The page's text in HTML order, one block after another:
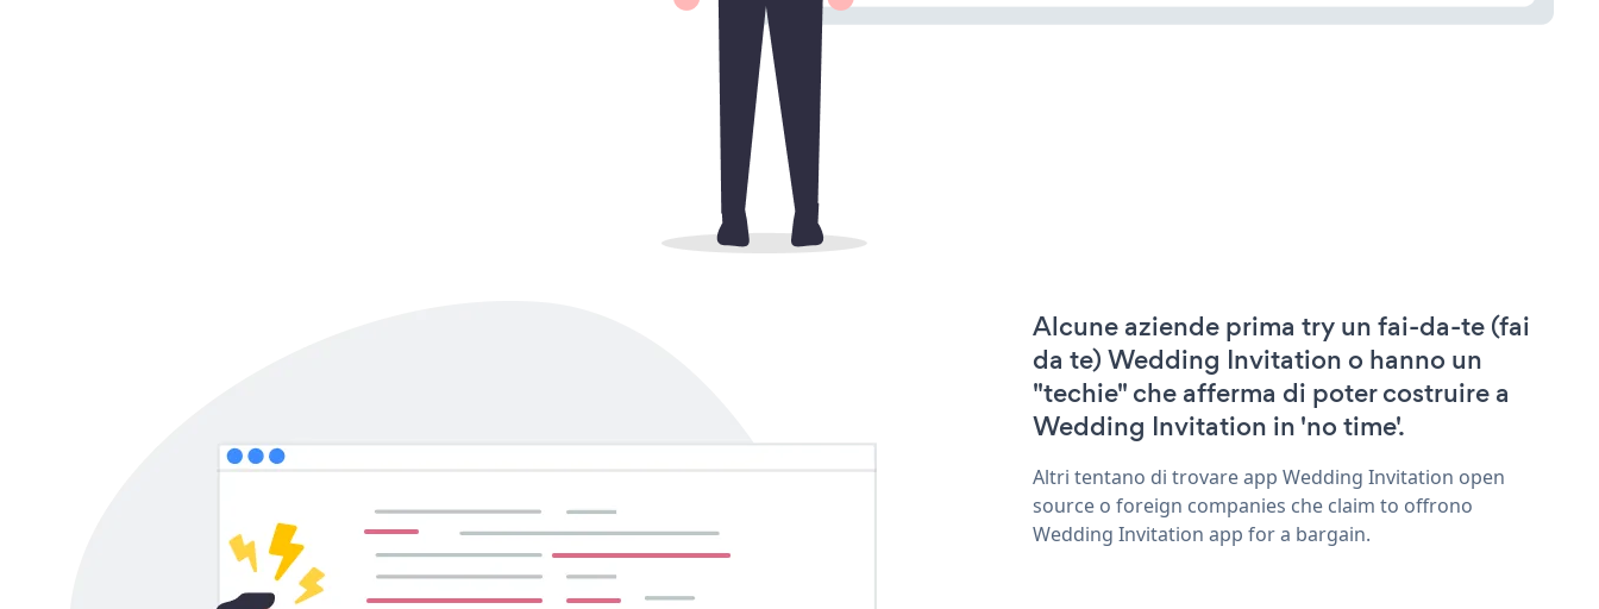
Alcune aziende prima try un fai-da-te (fai
da te) Wedding Invitation o hanno un
"techie" che afferma di poter costruire a
Wedding Invitation in 'no time'.
Altri tentano di trovare app Wedding Invitation open
source o foreign companies che claim to offrono
Wedding Invitation app for a bargain.